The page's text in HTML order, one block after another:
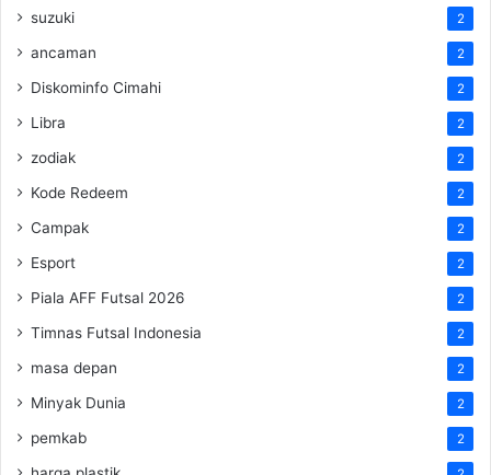
suzuki 2
ancaman 2
Diskominfo Cimahi 2
Libra 2
zodiak 2
Kode Redeem 2
Campak 2
Esport 2
Piala AFF Futsal 2026 2
Timnas Futsal Indonesia 2
masa depan 2
Minyak Dunia 2
pemkab 2